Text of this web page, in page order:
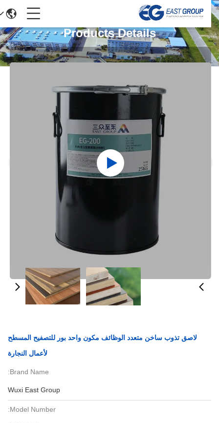
Products Details
لاصق تذوب ساخن متعدد الوظائف مكون واحد بور للتصفيح المسطح
لأعمال النجارة
Brand Name:
Wuxi East Group
Model Number: